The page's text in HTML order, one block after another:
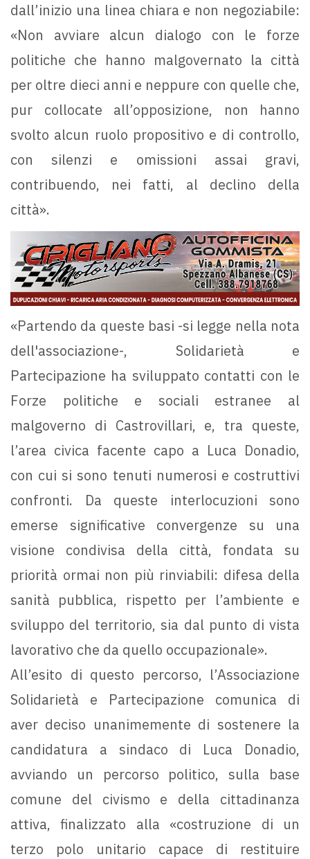
dall’inizio una linea chiara e non negoziabile:
«Non avviare alcun dialogo con le forze
politiche che hanno malgovernato la città
per oltre dieci anni e neppure con quelle che,
pur collocate all’opposizione, non hanno
svolto alcun ruolo propositivo e di controllo,
con silenzi e omissioni assai gravi,
contribuendo, nei fatti, al declino della
città».
«Partendo da queste basi -si legge nella nota
dell'associazione-, Solidarietà e
Partecipazione ha sviluppato contatti con le
Forze politiche e sociali estranee al
malgoverno di Castrovillari, e, tra queste,
l’area civica facente capo a Luca Donadio,
con cui si sono tenuti numerosi e costruttivi
confronti. Da queste interlocuzioni sono
emerse significative convergenze su una
visione condivisa della città, fondata su
priorità ormai non più rinviabili: difesa della
sanità pubblica, rispetto per l’ambiente e
sviluppo del territorio, sia dal punto di vista
lavorativo che da quello occupazionale».
All’esito di questo percorso, l’Associazione
Solidarietà e Partecipazione comunica di
aver deciso unanimemente di sostenere la
candidatura a sindaco di Luca Donadio,
avviando un percorso politico, sulla base
comune del civismo e della cittadinanza
attiva, finalizzato alla «costruzione di un
terzo polo unitario capace di restituire